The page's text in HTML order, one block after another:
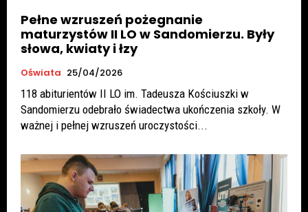
Pełne wzruszeń pożegnanie
maturzystów II LO w Sandomierzu. Były
słowa, kwiaty i łzy
Oświata 25/04/2026
118 abiturientów II LO im. Tadeusza Kościuszki w
Sandomierzu odebrało świadectwa ukończenia szkoły. W
ważnej i pełnej wzruszeń uroczystości...